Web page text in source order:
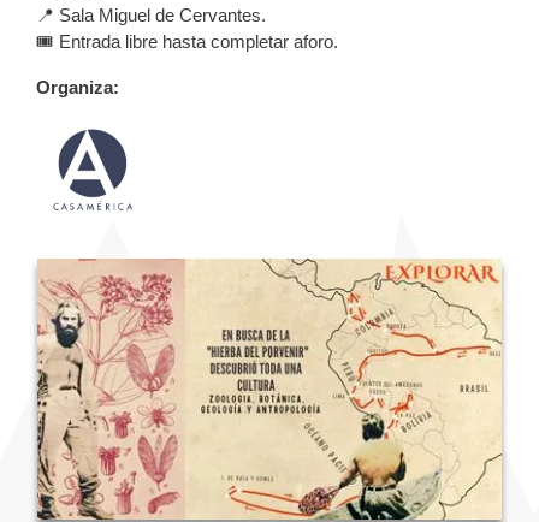
📍 Sala Miguel de Cervantes.
🎟️ Entrada libre hasta completar aforo.
Organiza: